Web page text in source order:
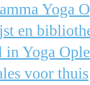
Yoga
en
in Yoga
voor thuis